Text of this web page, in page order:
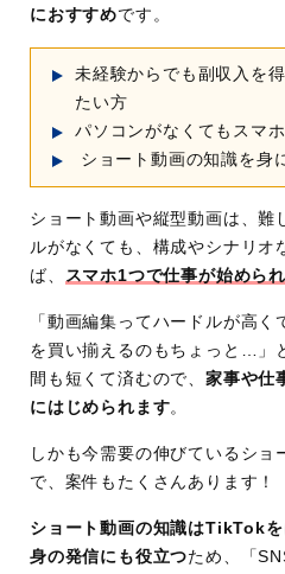
におすすめです。
未経験からでも副収入を
たい方
パソコンがなくてもスマ
ショート動画の知識を身
ショート動画や縦型動画は、難
ルがなくても、構成やシナリオ
ば、
スマホ1つで仕事が始めら
「動画編集ってハードルが高
を買い揃えるのもちょっと…」
間も短くて済むので、 家事や仕
にはじめられます。
しかも今需要の伸びているショ
で、案件もたくさんあります！
ショート動画の知識はTikTok
身の発信にも役立つため、「